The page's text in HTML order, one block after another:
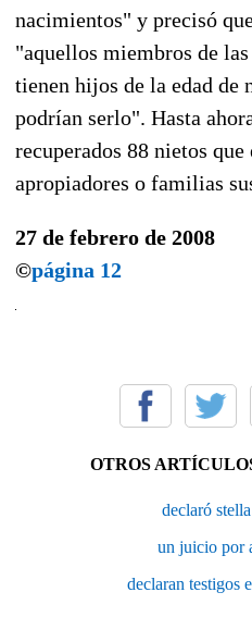
nacimientos" y precisó
"aquellos miembros de
tienen hijos de la edad de
podrían serlo". Hasta
recuperados 88 nietos que
apropiadores o familias
27 de febrero de 2008
©página 12
OTROS
declaró
un juicio por
declaran testigos